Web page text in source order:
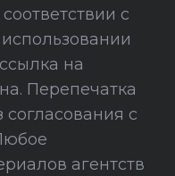
с
на
Перепечатка
согласования с
агентств